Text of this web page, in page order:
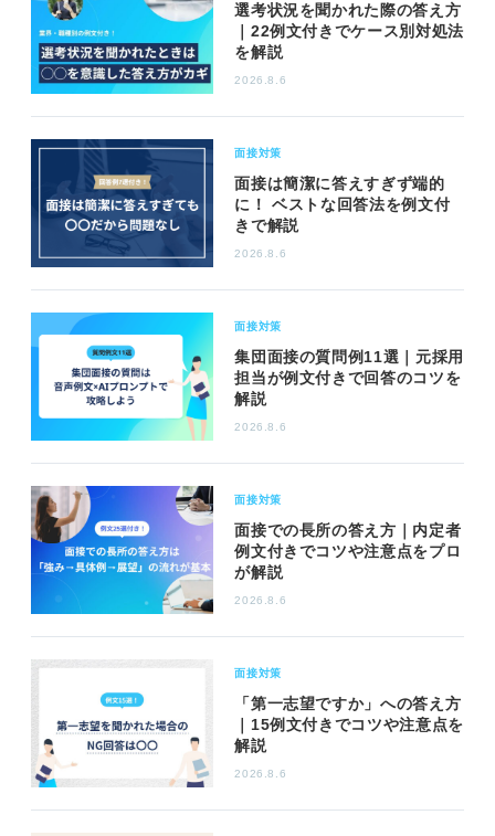
選考状況を聞かれた際の答え方
｜22例文付きでケース別対処法
を解説
2026.8.6
面接対策
面接は簡潔に答えすぎず端的
に！ ベストな回答法を例文付
きで解説
2026.8.6
面接対策
集団面接の質問例11選｜元採用
担当が例文付きで回答のコツを
解説
2026.8.6
面接対策
面接での長所の答え方｜内定者
例文付きでコツや注意点をプロ
が解説
2026.8.6
面接対策
「第一志望ですか」への答え方
｜15例文付きでコツや注意点を
解説
2026.8.6